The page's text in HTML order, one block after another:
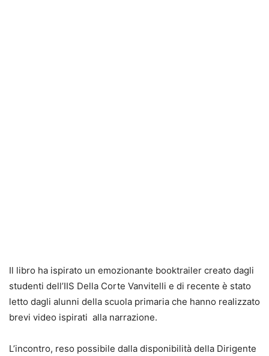
Il libro ha ispirato un emozionante booktrailer creato dagli
studenti dell’IIS Della Corte Vanvitelli e di recente è stato
letto dagli alunni della scuola primaria che hanno realizzato
brevi video ispirati alla narrazione.
L’incontro, reso possibile dalla disponibilità della Dirigente